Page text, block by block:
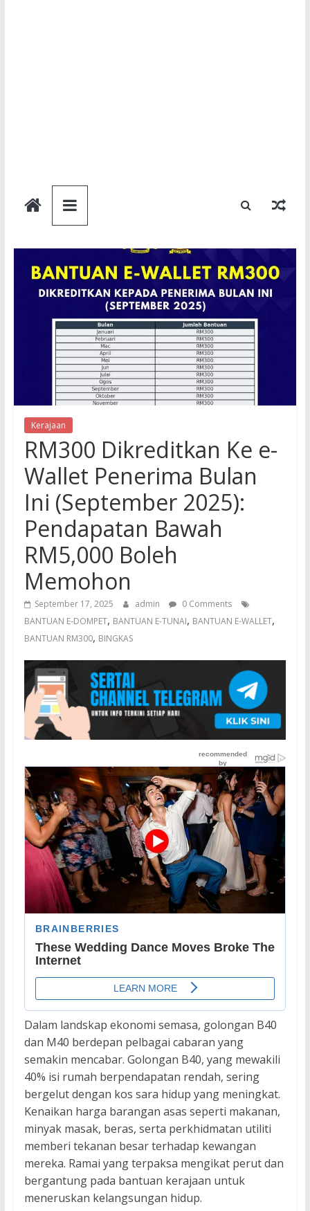
Semakan
Bantuan
Semakan
untuk
semua
Kerajaan
RM300 Dikreditkan Ke e-
Wallet Penerima Bulan
Ini (September 2025):
Pendapatan Bawah
RM5,000 Boleh
Memohon
September 17, 2025 admin
0 Comments
BANTUAN E-DOMPET, BANTUAN E-TUNAI, BANTUAN E-WALLET,
BANTUAN RM300, BINGKAS
Dalam landskap ekonomi semasa, golongan B40
dan M40 berdepan pelbagai cabaran yang
semakin mencabar. Golongan B40, yang mewakili
40% isi rumah berpendapatan rendah, sering
bergelut dengan kos sara hidup yang meningkat.
Kenaikan harga barangan asas seperti makanan,
minyak masak, beras, serta perkhidmatan utiliti
memberi tekanan besar terhadap kewangan
mereka. Ramai yang terpaksa mengikat perut dan
bergantung pada bantuan kerajaan untuk
meneruskan kelangsungan hidup.